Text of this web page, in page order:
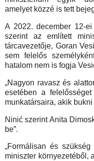
amelyet közzé is tett
A 2022. december 12-
szerint az említett
tárcavezetője, Goran
sem felelős
hatalom nem is fogja
„Nagyon ravasz és
esetében a
munkatársaira, akik
Ninić szerint Anita
be”.
„Formálisan és
miniszter környezetéből,